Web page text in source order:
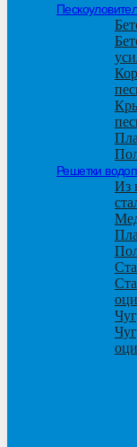
Решетки
Из